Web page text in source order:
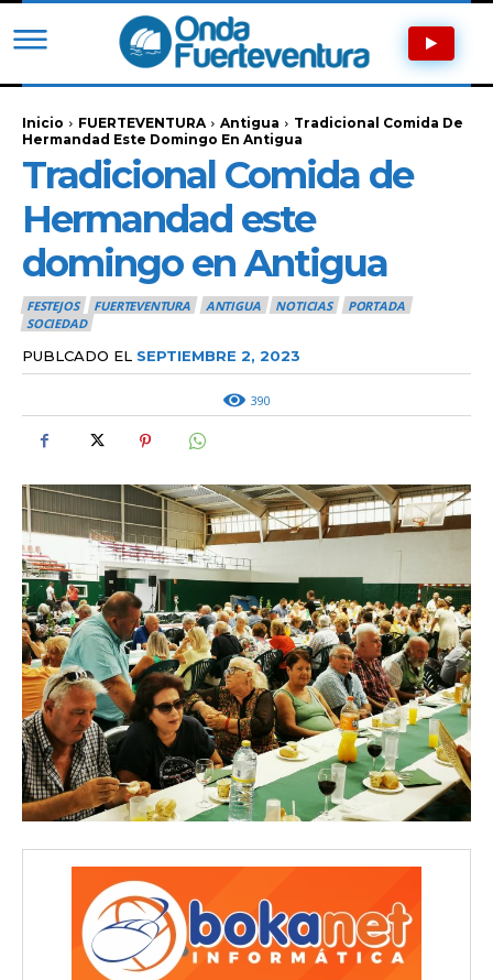
Inicio FUERTEVENTURA Antigua
Tradicional Comida De
Hermandad Este Domingo En Antigua
Tradicional Comida de
Hermandad este
domingo en Antigua
FESTEJOS FUERTEVENTURA ANTIGUA NOTICIAS
PORTADA
SOCIEDAD
PUBLCADO EL SEPTIEMBRE 2, 2023
390